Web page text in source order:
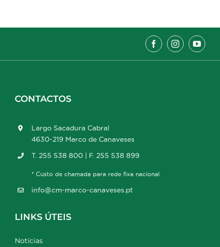
CONTACTOS
Largo Sacadura Cabral
4630-219 Marco de Canaveses
T. 255 538 800 | F. 255 538 899
* Custo de chamada para rede fixa nacional
info@cm-marco-canaveses.pt
LINKS ÚTEIS
Notícias